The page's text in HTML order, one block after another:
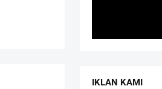
IKLAN KAMI